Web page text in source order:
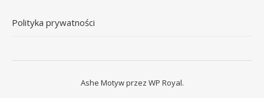
Polityka prywatności
Ashe Motyw przez WP Royal.